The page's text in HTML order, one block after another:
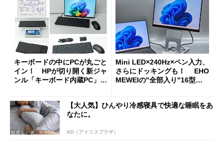
キーボードの中にPCが丸ごと
イン！ HPが切り開く新ジャ
ンル「キーボード内蔵PC」の
Mini LED×240Hz×ペン入力、
さらにドッキングも！ EHO
MEWEIの"全部入り"16型モ
【大人気】ひんやり冷感寝具で快適な睡眠をあ
なたに。
AD（アイリスプラザ）